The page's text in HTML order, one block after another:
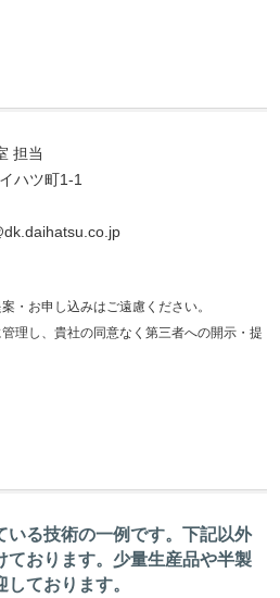
担当
ハツ町1-1
・お申し込みはご遠慮ください。
理し、貴社の同意なく第三者への開示・提
いる技術の一例です。下記以外
ております。少量生産品や半製
ております。